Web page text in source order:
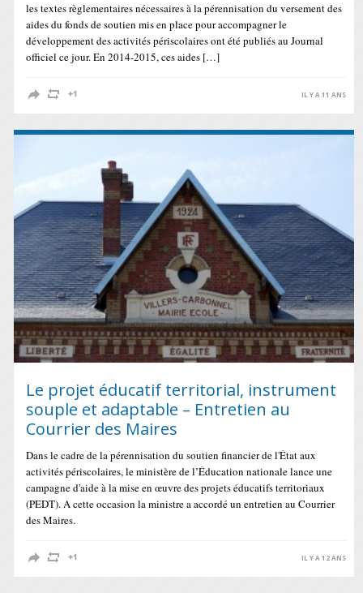
les textes règlementaires nécessaires à la pérennisation du versement des
aides du fonds de soutien mis en place pour accompagner le
développement des activités périscolaires ont été publiés au Journal
officiel ce jour. En 2014-2015, ces aides […]
IL Y A 11 ANS
Le projet éducatif territorial, instrument
souple et adaptable – Entretien au
Courrier des Maires
Dans le cadre de la pérennisation du soutien financier de l'État aux
activités périscolaires, le ministère de l’Éducation nationale lance une
campagne d'aide à la mise en œuvre des projets éducatifs territoriaux
(PEDT). A cette occasion la ministre a accordé un entretien au Courrier
des Maires.
IL Y A 12 ANS